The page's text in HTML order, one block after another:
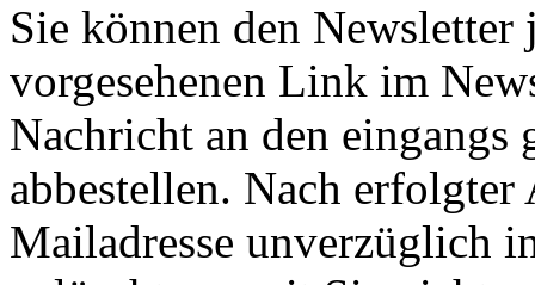
Sie können den
vorgesehenen Link im
Nachricht an den eingangs
abbestellen. Nach
Mailadresse unverzüglich